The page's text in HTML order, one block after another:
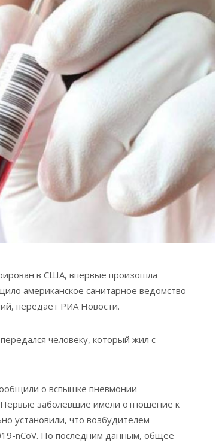
в США, впервые произошла
американское санитарное ведомство -
передает РИА Новости.
человеку, который жил с
о вспышке пневмонии
заболевшие имели отношение к
установили, что возбудителем
nCoV. По последним данным, общее